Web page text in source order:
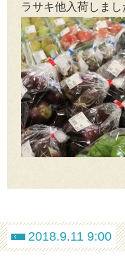
ラサキ他入荷しまし
2018.9.11 9:00